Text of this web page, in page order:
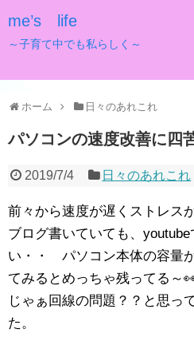
me’s life
～子育て中でも私らしく～
ホーム 日々のあれこれ
パソコンの速度改善に四
2019/7/4 日々のあれこれ
前々から速度が遅くストレス
ブログ書いていても、
い・・ パソコン本体の容量
てみるとめっちゃ残ってる～
じゃぁ回線の問題？？と思っ
た。